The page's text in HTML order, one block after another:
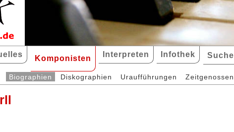
Komponisten Interpreten Infothek Suche
Biographien Diskographien Uraufführungen Zeitgenossen